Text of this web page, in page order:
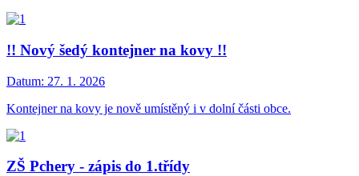
!! Nový šedý kontejner na kovy !!
Datum: 27. 1. 2026
Kontejner na kovy je nově umístěný i v dolní části obce.
ZŠ Pchery - zápis do 1.třídy